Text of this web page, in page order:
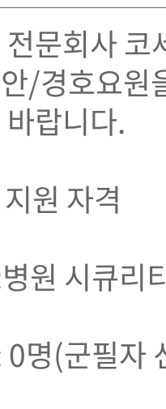
전문회사
/경호요원
랍니다.
원 자격
원 시큐리
0명(군필자